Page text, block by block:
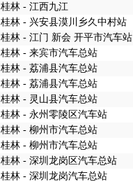
桂林 - 江西九江
桂林 - 兴安县漠川乡久中村站
桂林 - 江门 新会 开平市汽车站
桂林 - 来宾市汽车总站
桂林 - 荔浦县汽车总站
桂林 - 荔浦县汽车总站
桂林 - 灵山县汽车总站
桂林 - 永州零陵区汽车站
桂林 - 柳州市汽车总站
桂林 - 柳州市汽车总站
桂林 - 深圳龙岗区汽车总站
桂林 - 深圳龙岗汽车总站